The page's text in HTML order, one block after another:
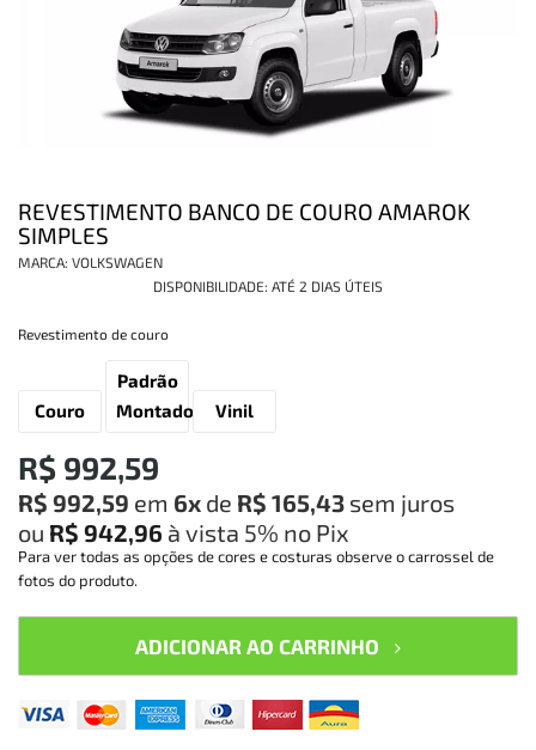
INFORMAÇÕES
REVESTIMENTO BANCO DE COURO AMAROK
SIMPLES
MARCA: VOLKSWAGEN
DISPONIBILIDADE: ATÉ 2 DIAS ÚTEIS
Revestimento de couro
Couro
Padrão
Montadora
Vinil
R$ 992,59
R$ 992,59 em 6x de R$ 165,43 sem juros
ou R$ 942,96 à vista 5% no Pix
Para ver todas as opções de cores e costuras observe o carrossel de
fotos do produto.
ADICIONAR AO CARRINHO